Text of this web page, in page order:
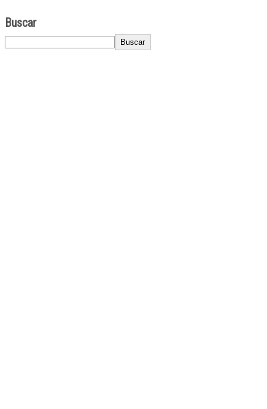
Buscar
Buscar